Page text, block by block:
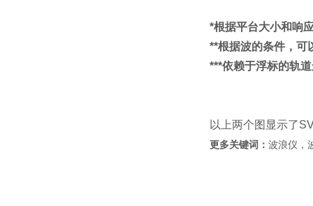
*根据平台大小和响
**根据波的条件，可
***依赖于浮标的轨
以上两个图显示了
更多关键词： 波浪仪，